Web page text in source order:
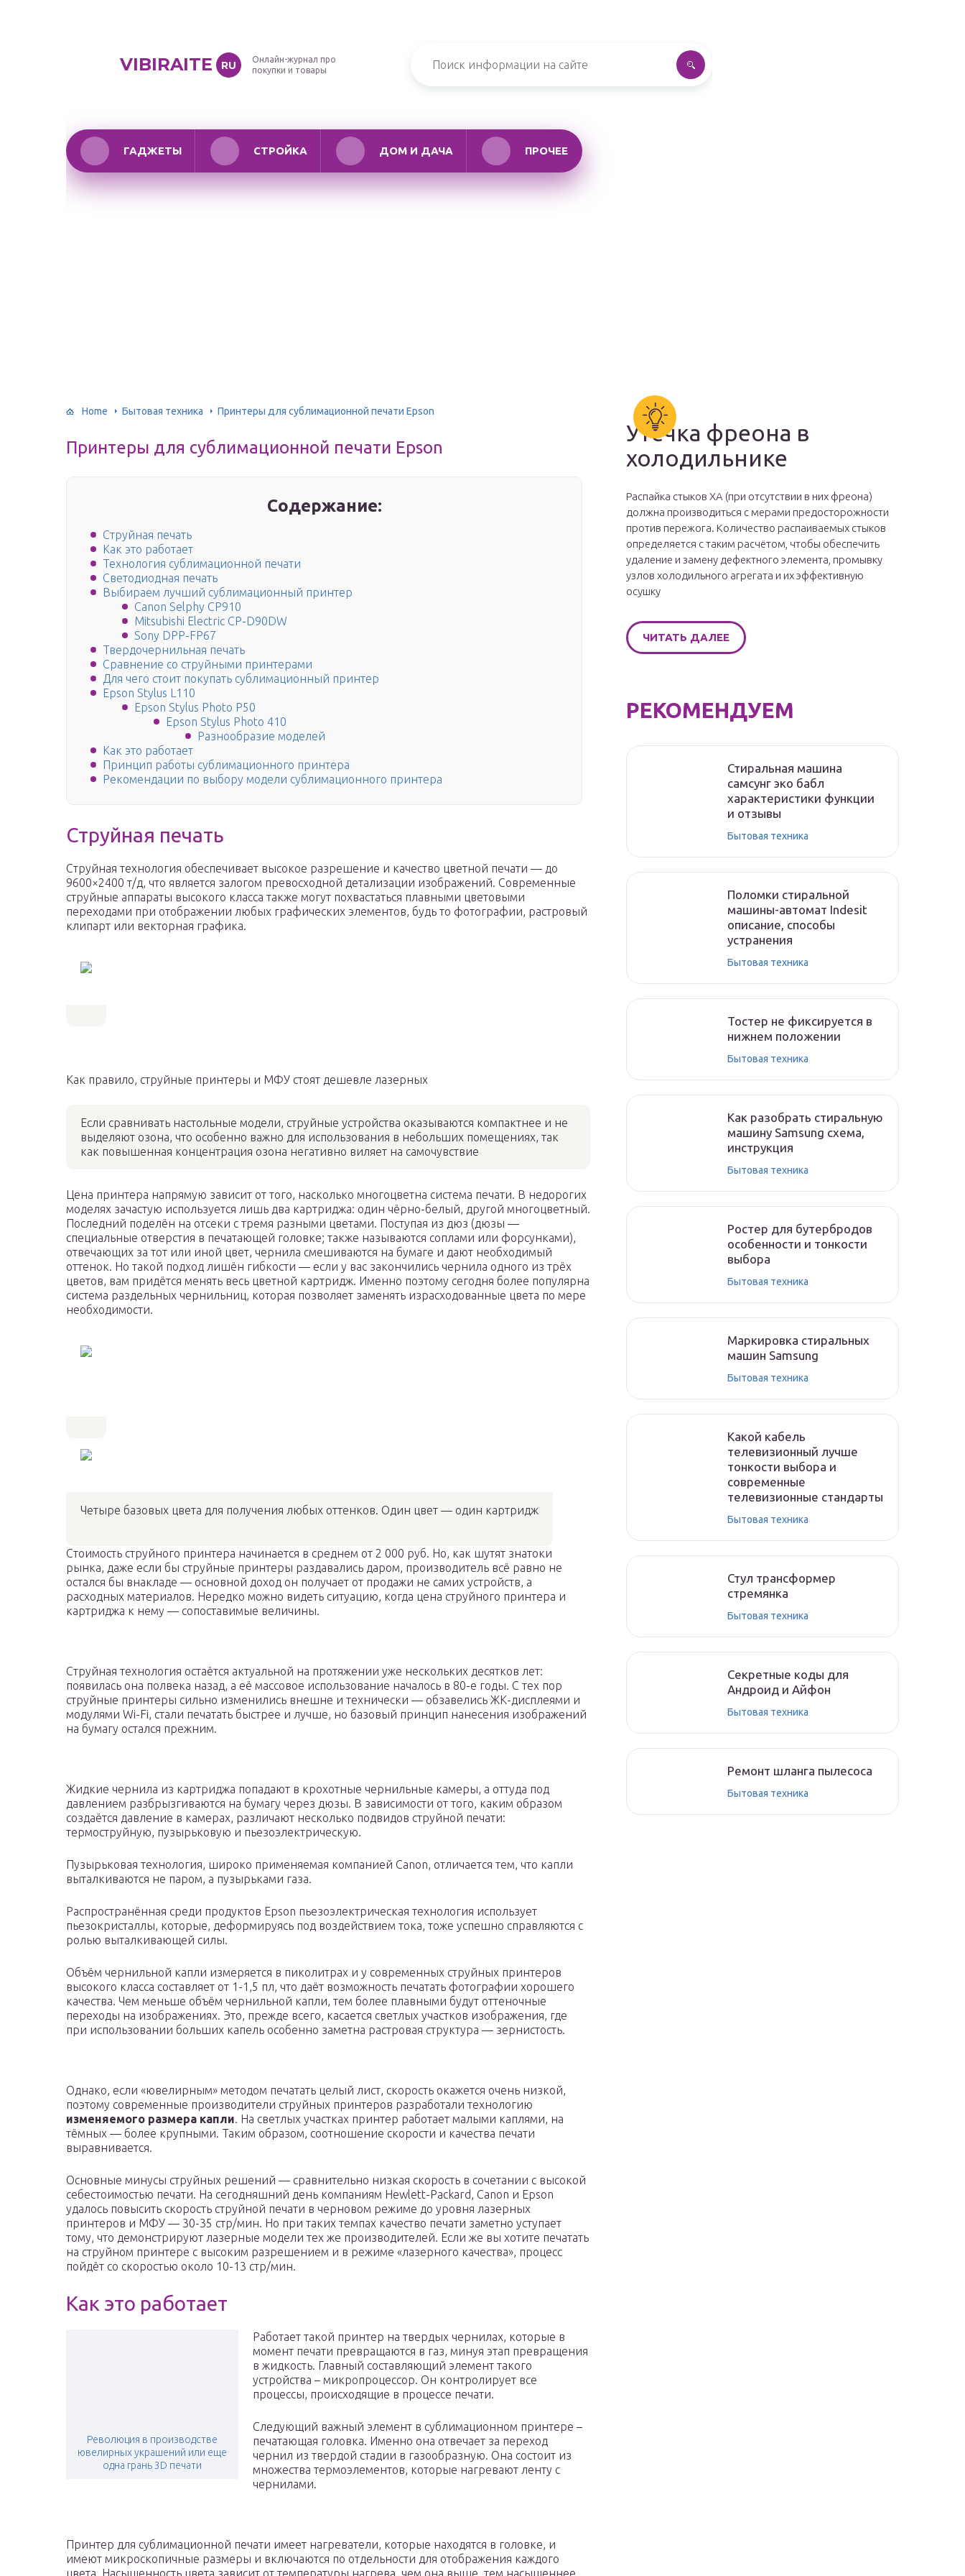
VIBIRAITE RU
Онлайн-журнал про
покупки и товары
ГАДЖЕТЫ СТРОЙКА ДОМ И ДАЧА ПРОЧЕЕ
Home Бытовая техника Принтеры для сублимационной печати Epson
Принтеры для сублимационной печати Epson
Содержание:
Струйная печать
Как это работает
Технология сублимационной печати
Светодиодная печать
Выбираем лучший сублимационный принтер
Canon Selphy CP910
Mitsubishi Electric CP-D90DW
Sony DPP-FP67
Твердочернильная печать
Сравнение со струйными принтерами
Для чего стоит покупать сублимационный принтер
Epson Stylus L110
Epson Stylus Photo P50
Epson Stylus Photo 410
Разнообразие моделей
Как это работает
Принцип работы сублимационного принтера
Рекомендации по выбору модели сублимационного принтера
Струйная печать
Струйная технология обеспечивает высокое разрешение и качество цветной печати — до
9600×2400 т/д, что является залогом превосходной детализации изображений. Современные
струйные аппараты высокого класса также могут похвастаться плавными цветовыми
переходами при отображении любых графических элементов, будь то фотографии, растровый
клипарт или векторная графика.
Как правило, струйные принтеры и МФУ стоят дешевле лазерных
Если сравнивать настольные модели, струйные устройства оказываются компактнее и не
выделяют озона, что особенно важно для использования в небольших помещениях, так
как повышенная концентрация озона негативно виляет на самочувствие
Цена принтера напрямую зависит от того, насколько многоцветна система печати. В недорогих
моделях зачастую используется лишь два картриджа: один чёрно-белый, другой многоцветный.
Последний поделён на отсеки с тремя разными цветами. Поступая из дюз (дюзы —
специальные отверстия в печатающей головке; также называются соплами или форсунками),
отвечающих за тот или иной цвет, чернила смешиваются на бумаге и дают необходимый
оттенок. Но такой подход лишён гибкости — если у вас закончились чернила одного из трёх
цветов, вам придётся менять весь цветной картридж. Именно поэтому сегодня более популярна
система раздельных чернильниц, которая позволяет заменять израсходованные цвета по мере
необходимости.
Четыре базовых цвета для получения любых оттенков. Один цвет — один картридж
Стоимость струйного принтера начинается в среднем от 2 000 руб. Но, как шутят знатоки
рынка, даже если бы струйные принтеры раздавались даром, производитель всё равно не
остался бы внакладе — основной доход он получает от продажи не самих устройств, а
расходных материалов. Нередко можно видеть ситуацию, когда цена струйного принтера и
картриджа к нему — сопоставимые величины.
Струйная технология остаётся актуальной на протяжении уже нескольких десятков лет:
появилась она полвека назад, а её массовое использование началось в 80-е годы. С тех пор
струйные принтеры сильно изменились внешне и технически — обзавелись ЖК-дисплеями и
модулями Wi-Fi, стали печатать быстрее и лучше, но базовый принцип нанесения изображений
на бумагу остался прежним.
Жидкие чернила из картриджа попадают в крохотные чернильные камеры, а оттуда под
давлением разбрызгиваются на бумагу через дюзы. В зависимости от того, каким образом
создаётся давление в камерах, различают несколько подвидов струйной печати:
термоструйную, пузырьковую и пьезоэлектрическую.
Пузырьковая технология, широко применяемая компанией Canon, отличается тем, что капли
выталкиваются не паром, а пузырьками газа.
Распространённая среди продуктов Epson пьезоэлектрическая технология использует
пьезокристаллы, которые, деформируясь под воздействием тока, тоже успешно справляются с
ролью выталкивающей силы.
Объём чернильной капли измеряется в пиколитрах и у современных струйных принтеров
высокого класса составляет от 1-1,5 пл, что даёт возможность печатать фотографии хорошего
качества. Чем меньше объём чернильной капли, тем более плавными будут оттеночные
переходы на изображениях. Это, прежде всего, касается светлых участков изображения, где
при использовании больших капель особенно заметна растровая структура — зернистость.
Однако, если «ювелирным» методом печатать целый лист, скорость окажется очень низкой,
поэтому современные производители струйных принтеров разработали технологию
изменяемого размера капли. На светлых участках принтер работает малыми каплями, на
тёмных — более крупными. Таким образом, соотношение скорости и качества печати
выравнивается.
Основные минусы струйных решений — сравнительно низкая скорость в сочетании с высокой
себестоимостью печати. На сегодняшний день компаниям Hewlett-Packard, Canon и Epson
удалось повысить скорость струйной печати в черновом режиме до уровня лазерных
принтеров и МФУ — 30-35 стр/мин. Но при таких темпах качество печати заметно уступает
тому, что демонстрируют лазерные модели тех же производителей. Если же вы хотите печатать
на струйном принтере с высоким разрешением и в режиме «лазерного качества», процесс
пойдёт со скоростью около 10-13 стр/мин.
Как это работает
Революция в производстве
ювелирных украшений или еще
одна грань 3D печати
Работает такой принтер на твердых чернилах, которые в
момент печати превращаются в газ, минуя этап превращения
в жидкость. Главный составляющий элемент такого
устройства – микропроцессор. Он контролирует все
процессы, происходящие в процессе печати.
Следующий важный элемент в сублимационном принтере –
печатающая головка. Именно она отвечает за переход
чернил из твердой стадии в газообразную. Она состоит из
множества термоэлементов, которые нагревают ленту с
чернилами.
Принтер для сублимационной печати имеет нагреватели, которые находятся в головке, и
имеют микроскопичные размеры и включаются по отдельности для отображения каждого
цвета. Насыщенность цвета зависит от температуры нагрева, чем она выше, тем насыщеннее
Утечка фреона в
холодильнике
Распайка стыков ХА (при отсутствии в них фреона)
должна производиться с мерами предосторожности
против пережога. Количество распаиваемых стыков
определяется с таким расчётом, чтобы обеспечить
удаление и замену дефектного элемента, промывку
узлов холодильного агрегата и их эффективную
осушку
ЧИТАТЬ ДАЛЕЕ
РЕКОМЕНДУЕМ
Стиральная машина
самсунг эко бабл
характеристики функции
и отзывы
Бытовая техника
Поломки стиральной
машины-автомат Indesit
описание, способы
устранения
Бытовая техника
Тостер не фиксируется в
нижнем положении
Бытовая техника
Как разобрать стиральную
машину Samsung схема,
инструкция
Бытовая техника
Ростер для бутербродов
особенности и тонкости
выбора
Бытовая техника
Маркировка стиральных
машин Samsung
Бытовая техника
Какой кабель
телевизионный лучше
тонкости выбора и
современные
телевизионные стандарты
Бытовая техника
Стул трансформер
стремянка
Бытовая техника
Секретные коды для
Андроид и Айфон
Бытовая техника
Ремонт шланга пылесоса
Бытовая техника